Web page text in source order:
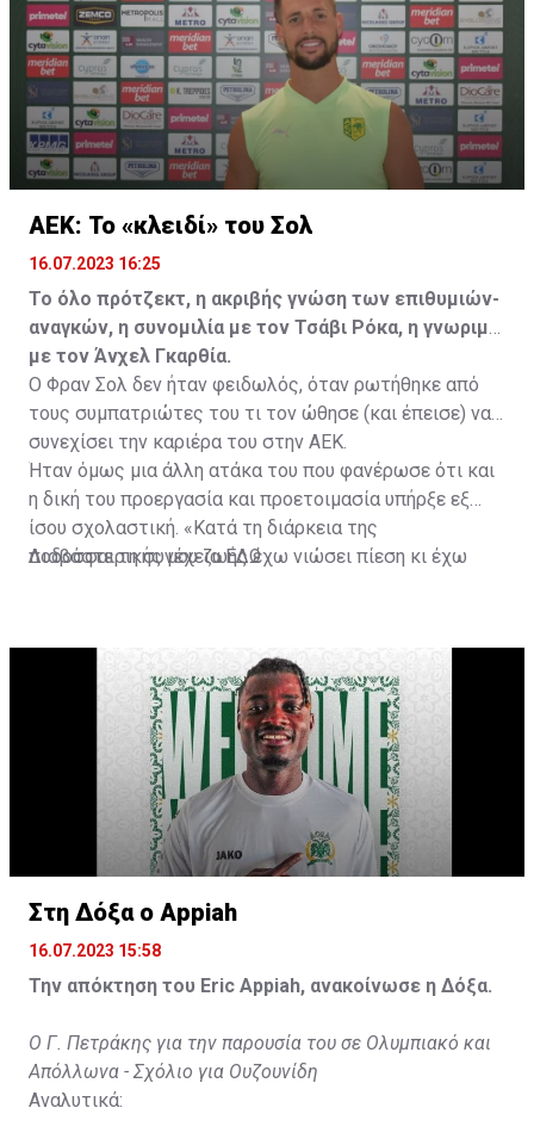
ελεύθερα σε οποιαδήποτε νέα ομάδα το τρέχον
καλοκαίρι.
ΑΕΚ: Το «κλειδί» του Σολ
16.07.2023 16:25
Το όλο πρότζεκτ, η ακριβής γνώση των επιθυμιών-
αναγκών, η συνομιλία με τον Τσάβι Ρόκα, η γνωριμία
με τον Άνχελ Γκαρθία.
Ο Φραν Σολ δεν ήταν φειδωλός, όταν ρωτήθηκε από
τους συμπατριώτες του τι τον ώθησε (και έπεισε) να
συνεχίσει την καριέρα του στην ΑΕΚ.
Ήταν όμως μια άλλη ατάκα του που φανέρωσε ότι και
η δική του προεργασία και προετοιμασία υπήρξε εξ
ίσου σχολαστική. «Κατά τη διάρκεια της
ποδοσφαιρικής μου ζωής έχω νιώσει πίεση κι έχω
31χρονος άσος.
Διαβάστε τη συνέχειαΕΔΩ
Στη Δόξα ο Appiah
16.07.2023 15:58
Την απόκτηση του Eric Appiah, ανακοίνωσε η Δόξα.
Ο Γ. Πετράκης για την παρουσία του σε Ολυμπιακό και
Απόλλωνα - Σχόλιο για Ουζουνίδη
Αναλυτικά: